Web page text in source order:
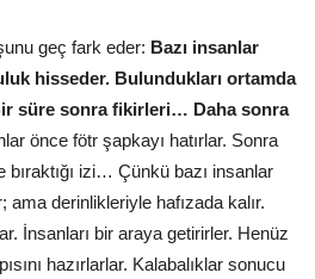
geç fark eder: Bazı insanlar
hisseder. Bulundukları ortamda
süre sonra fikirleri… Daha sonra
önce fötr şapkayı hatırlar. Sonra
izi… Çünkü bazı insanlar
ama derinlikleriyle hafızada kalır.
İnsanları bir araya getirirler. Henüz
hazırlarlar. Kalabalıklar sonucu